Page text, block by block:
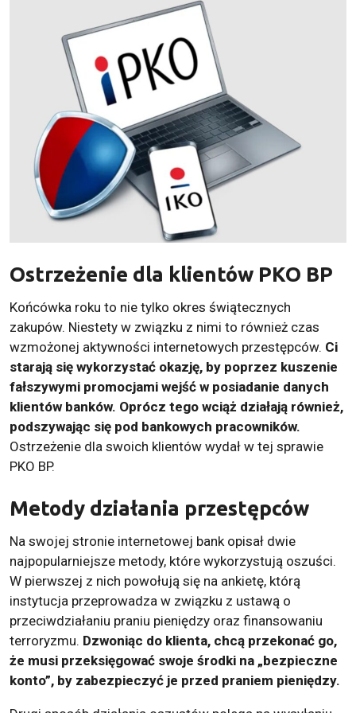
Ostrzeżenie dla klientów PKO BP
Końcówka roku to nie tylko okres świątecznych
zakupów. Niestety w związku z nimi to również czas
wzmożonej aktywności internetowych przestępców. Ci
starają się wykorzystać okazję, by poprzez kuszenie
fałszywymi promocjami wejść w posiadanie danych
klientów banków. Oprócz tego wciąż działają również,
podszywając się pod bankowych pracowników.
Ostrzeżenie dla swoich klientów wydał w tej sprawie
PKO BP.
Metody działania przestępców
Na swojej stronie internetowej bank opisał dwie
najpopularniejsze metody, które wykorzystują oszuści.
W pierwszej z nich powołują się na ankietę, którą
instytucja przeprowadza w związku z ustawą o
przeciwdziałaniu praniu pieniędzy oraz finansowaniu
terroryzmu. Dzwoniąc do klienta, chcą przekonać go,
że musi przeksięgować swoje środki na „bezpieczne
konto”, by zabezpieczyć je przed praniem pieniędzy.